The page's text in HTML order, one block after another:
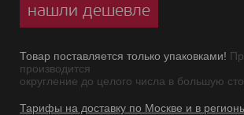
нашли дешевле
Товар поставляется только упаковками!
производится
округление до целого числа в большую
Тарифы на доставку по Москве и в